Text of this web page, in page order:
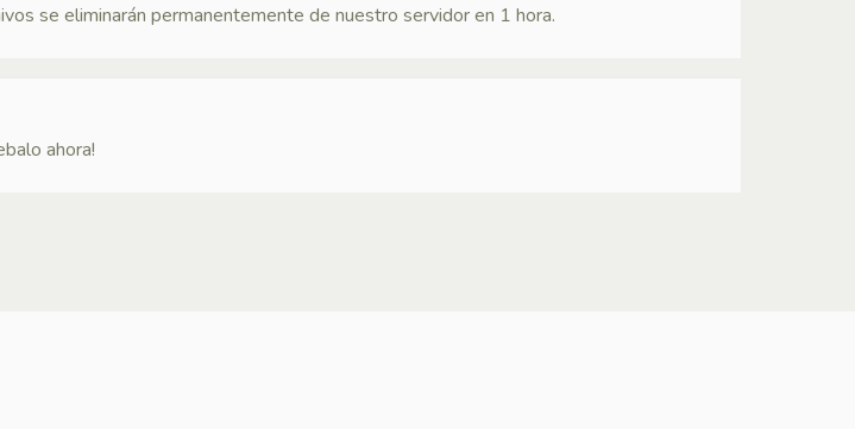
se eliminarán permanentemente de nuestro servidor en 1 hora.
ahora!